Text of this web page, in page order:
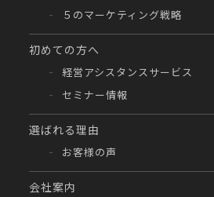
５のマーケティング戦略
初めての方へ
経営アシスタンスサービス
セミナー情報
選ばれる理由
お客様の声
会社案内